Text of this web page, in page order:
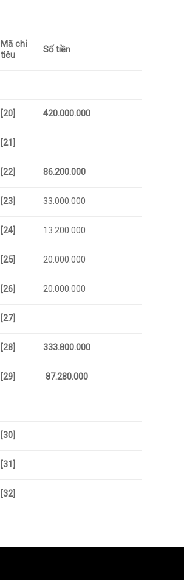
Mã chỉ
tiêu
Số tiền
[20] 420.000.000
[21]
[22] 86.200.000
[23] 33.000.000
[24] 13.200.000
[25] 20.000.000
[26] 20.000.000
[27]
[28] 333.800.000
[29] 87.280.000
[30]
[31]
[32]